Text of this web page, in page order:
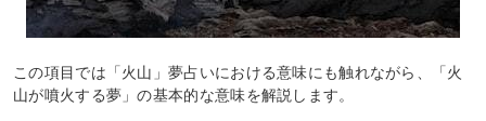
この項目では「火山」夢占いにおける意味にも触れながら、「火
山が噴火する夢」の基本的な意味を解説します。